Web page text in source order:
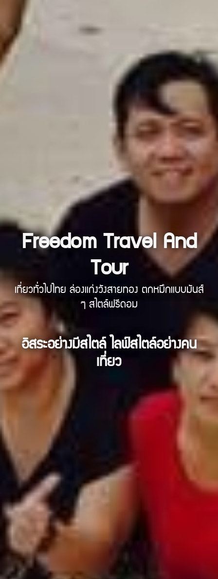
Freedom Travel And
Tour
เที่ยวทั่วไปไทย ล่องแก่งวังสายทอง ตกหมึกแบบมันส์
ๆ สไตล์ฟรีดอม
อิสระอย่างมีสไตล์ ไลฟ์สไตล์อย่างคน
เที่ยว